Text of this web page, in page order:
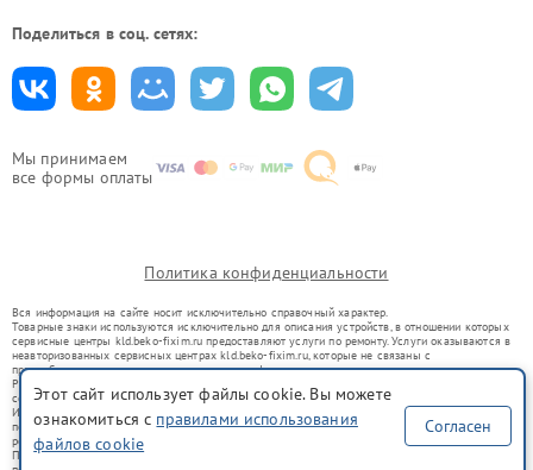
Мы принимаем
все формы оплаты
Поделиться в соц. сетях:
Политика конфиденциальности
Вся информация на сайте носит исключительно справочный характер.
Товарные знаки используются исключительно для описания устройств, в отношении которых
сервисные центры kld.beko-fixim.ru предоставляют услуги по ремонту. Услуги оказываются в
неавторизованных сервисных центрах kld.beko-fixim.ru, которые не связаны с
правообладателями товарных знаков или их официальными представителями.
Ремонт осуществляется для устройств, уже введенных в гражданский оборот в соответствии
со статьей 1487 ГК РФ.
Использование товарных знаков не преследует цели индивидуализации услуг или введения
потребителей в заблуждение, а служит для информирования о предоставляемых услугах по
ремонту техники указанных брендов.
Представленная на сайте информация не является публичной офертой, определяемой
Этот сайт использует файлы cookie. Вы можете
ознакомиться с правилами использования
файлов cookie
Согласен